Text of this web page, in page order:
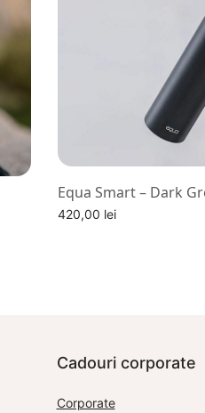
Equa Smart – Dark
420,00 lei
Cadouri corporate
Corporate